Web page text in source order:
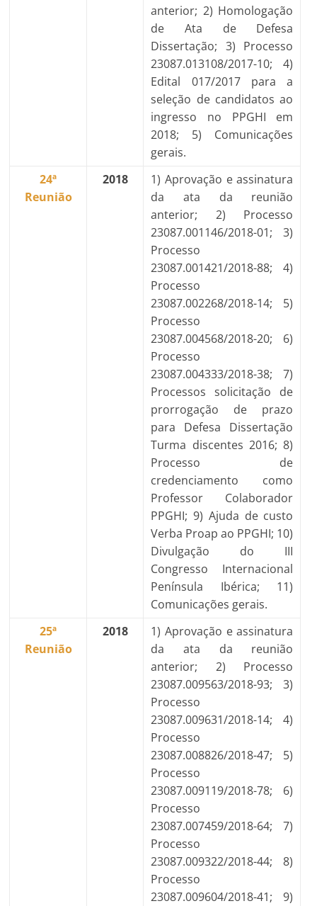
anterior; 2) Homologação
de Ata de Defesa
Dissertação; 3) Processo
23087.013108/2017-10; 4)
Edital 017/2017 para a
seleção de candidatos ao
ingresso no PPGHI em
2018; 5) Comunicações
gerais.
24ª
Reunião
2018
1) Aprovação e assinatura
da ata da reunião
anterior; 2) Processo
23087.001146/2018-01; 3)
Processo
23087.001421/2018-88; 4)
Processo
23087.002268/2018-14; 5)
Processo
23087.004568/2018-20; 6)
Processo
23087.004333/2018-38; 7)
Processos solicitação de
prorrogação de prazo
para Defesa Dissertação
Turma discentes 2016; 8)
Processo de
credenciamento como
Professor Colaborador
PPGHI; 9) Ajuda de custo
Verba Proap ao PPGHI; 10)
Divulgação do III
Congresso Internacional
Península Ibérica; 11)
Comunicações gerais.
25ª
Reunião
2018
1) Aprovação e assinatura
da ata da reunião
anterior; 2) Processo
23087.009563/2018-93; 3)
Processo
23087.009631/2018-14; 4)
Processo
23087.008826/2018-47; 5)
Processo
23087.009119/2018-78; 6)
Processo
23087.007459/2018-64; 7)
Processo
23087.009322/2018-44; 8)
Processo
23087.009604/2018-41; 9)